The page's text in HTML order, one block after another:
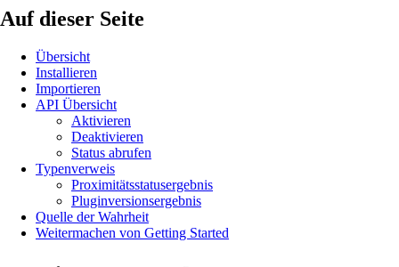
Auf dieser Seite
Übersicht
Installieren
Importieren
API Übersicht
Aktivieren
Deaktivieren
Status abrufen
Typenverweis
Proximitätsstatusergebnis
Pluginversionsergebnis
Quelle der Wahrheit
Weitermachen von Getting Started